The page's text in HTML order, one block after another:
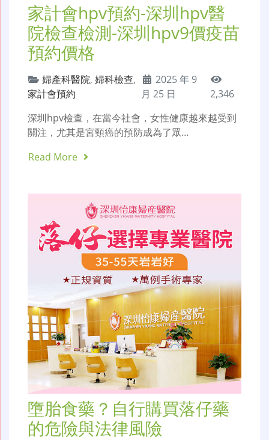
家計會hpv預約-深圳hpv醫
院檢查檢測-深圳hpv9價疫苗
預約價格
婦產科醫院, 婦科檢查,
家計會預約
2025 年 9
月 25 日
2,346
深圳hpv檢查，在當今社會，女性健康越來越受到
關注，尤其是宮頸癌的預防成為了眾…
Read More
墮胎食藥？自行購買落仔藥
的危險與法律風險